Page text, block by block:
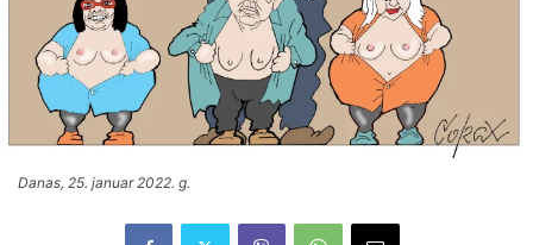
Danas, 25. januar 2022. g.